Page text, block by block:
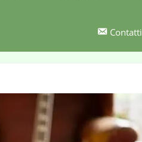
Contatti